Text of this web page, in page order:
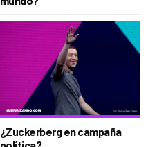
¿Zuckerberg en campaña